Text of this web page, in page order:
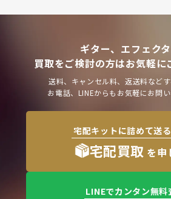
ギター、エフェク
買取をご検討の方はお気軽に
送料、キャンセル料、返送料などす
お電話、LINEからもお気軽にお問い
宅配キットに詰めて送
宅配買取 を申
LINEでカンタン無料